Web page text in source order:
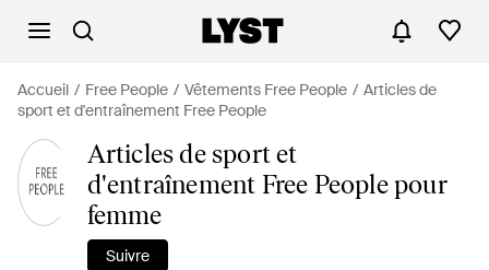
Accueil Free People Vêtements Free People
Articles de
sport et d'entraînement Free People
Articles de sport et
d'entraînement Free People pour
femme
Suivre